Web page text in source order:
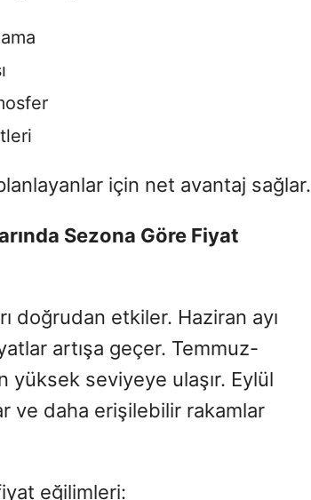
için net avantaj sağlar.
Sezona Göre Fiyat
doğrudan etkiler. Haziran ayı
artışa geçer. Temmuz-
seviyeye ulaşır. Eylül
ve daha erişilebilir rakamlar
eğilimleri: